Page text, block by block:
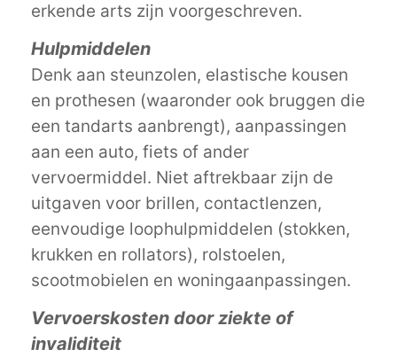
erkende arts zijn voorgeschreven.
Hulpmiddelen
Denk aan steunzolen, elastische kousen
en prothesen (waaronder ook bruggen die
een tandarts aanbrengt), aanpassingen
aan een auto, fiets of ander
vervoermiddel. Niet aftrekbaar zijn de
uitgaven voor brillen, contactlenzen,
eenvoudige loophulpmiddelen (stokken,
krukken en rollators), rolstoelen,
scootmobielen en woningaanpassingen.
Vervoerskosten door ziekte of
invaliditeit